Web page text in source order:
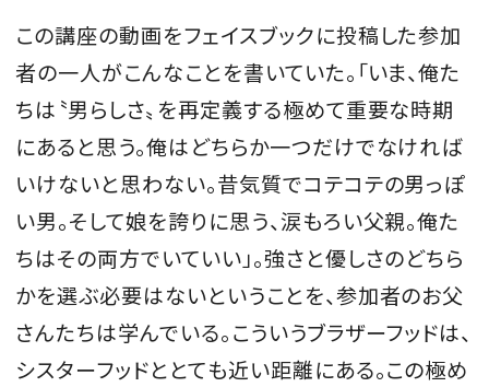
この講座の動画をフェイスブックに投稿した参加
者の一人がこんなことを書いていた。「いま、俺た
ちは〝男らしさ〟を再定義する極めて重要な時期
にあると思う。俺はどちらか一つだけでなければ
いけないと思わない。昔気質でコテコテの男っぽ
い男。そして娘を誇りに思う、涙もろい父親。俺た
ちはその両方でいていい」。強さと優しさのどちら
かを選ぶ必要はないということを、参加者のお父
さんたちは学んでいる。こういうブラザーフッドは、
シスターフッドととても近い距離にある。この極め